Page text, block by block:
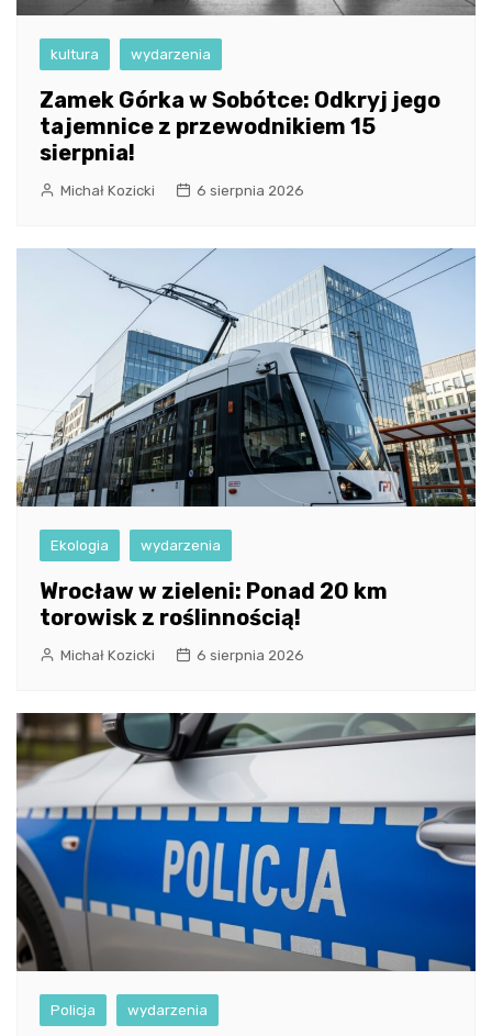
kultura wydarzenia
Zamek Górka w Sobótce: Odkryj jego
tajemnice z przewodnikiem 15
sierpnia!
Michał Kozicki 6 sierpnia 2026
Ekologia wydarzenia
Wrocław w zieleni: Ponad 20 km
torowisk z roślinnością!
Michał Kozicki 6 sierpnia 2026
Policja wydarzenia